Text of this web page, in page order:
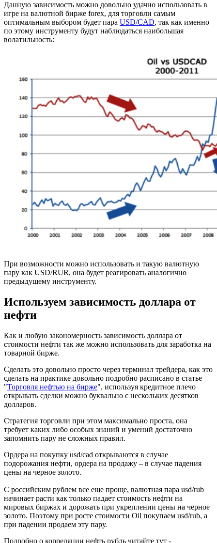
Данную зависимость можно довольно удачно использовать в
игре на валютной бирже forex, для торговли самым
оптимальным выбором будет пара USD/CAD, так как именно
по этому инструменту будут наблюдаться наибольшая
волатильность:
При возможности можно использовать и такую валютную
пару как USD/RUR, она будет реагировать аналогично
предыдущему инструменту.
Используем зависимость доллара от
нефти
Как и любую закономерность зависимость доллара от
стоимости нефти так же можно использовать для заработка на
товарной бирже.
Сделать это довольно просто через терминал трейдера, как это
сделать на практике довольно подробно расписано в статье
"Торговля нефтью на бирже", используя кредитное плечо
открывать сделки можно буквально с нескольких десятков
долларов.
Стратегия торговли при этом максимально проста, она
требует каких либо особых знаний и умений достаточно
запомнить пару не сложных правил.
Ордера на покупку usd/cad открываются в случае
подорожания нефти, ордера на продажу – в случае падения
цены на черное золото.
С российским рублем все еще проще, валютная пара usd/rub
начинает расти как только падает стоимость нефти на
мировых биржах и дорожать при укреплении цены на черное
золото. Поэтому при росте стоимости Oil покупаем usd/rub, а
при падении продаем эту пару.
Подробно о корреляции нефть рубль читайте тут -